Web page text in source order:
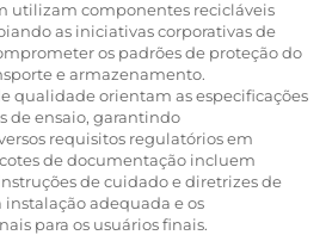
utilizam componentes recicláveis
as iniciativas corporativas de
os padrões de proteção do
e armazenamento.
qualidade orientam as especificações
de ensaio, garantindo
requisitos regulatórios em
de documentação incluem
de cuidado e diretrizes de
adequada e os
para os usuários finais.